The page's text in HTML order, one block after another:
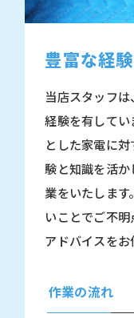
豊富な経
当店スタッフ
経験を有してい
とした家電に
験と知識を活
業をいたします
いことでご不
アドバイスをお
作業の流れ